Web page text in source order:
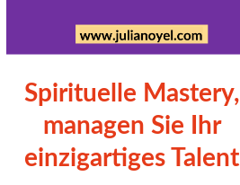
Spirituelle Mastery,
managen Sie Ihr
einzigartiges Talent